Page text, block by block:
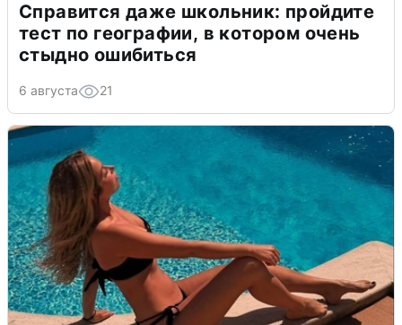
Справится даже школьник: пройдите
тест по географии, в котором очень
стыдно ошибиться
6 августа 21